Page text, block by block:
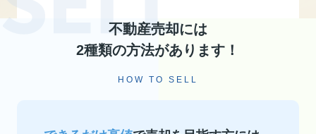
不動産売却には
2種類の方法があります！
HOW TO SELL